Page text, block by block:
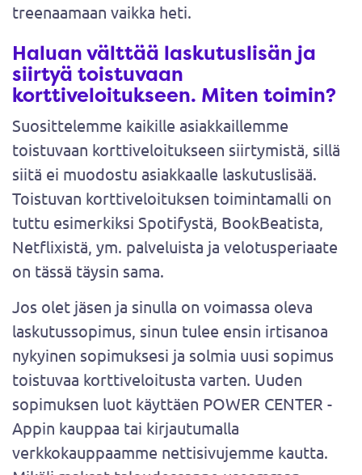
treenaamaan vaikka heti.
Haluan välttää laskutuslisän ja
siirtyä toistuvaan
korttiveloitukseen. Miten toimin?
Suosittelemme kaikille asiakkaillemme
toistuvaan korttiveloitukseen siirtymistä, sillä
siitä ei muodostu asiakkaalle laskutuslisää.
Toistuvan korttiveloituksen toimintamalli on
tuttu esimerkiksi Spotifystä, BookBeatista,
Netflixistä, ym. palveluista ja velotusperiaate
on tässä täysin sama.
Jos olet jäsen ja sinulla on voimassa oleva
laskutussopimus, sinun tulee ensin irtisanoa
nykyinen sopimuksesi ja solmia uusi sopimus
toistuvaa korttiveloitusta varten. Uuden
sopimuksen luot käyttäen POWER CENTER -
Appin kauppaa tai kirjautumalla
verkkokauppaamme nettisivujemme kautta.